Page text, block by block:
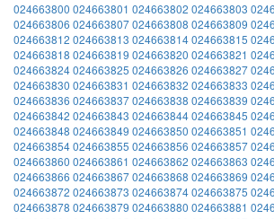
024663800 024663801 024663802 024663803
024663806 024663807024663808 024663809
024663812 024663813 024663814024663815
024663818 024663819 024663820 024663821
024663824024663825 024663826 024663827
024663830 024663831 024663832 024663833
024663836 024663837024663838 024663839
024663842 024663843 024663844024663845
024663848 024663849 024663850 024663851
024663854024663855 024663856 024663857
024663860 024663861 024663862 024663863
024663866 024663867024663868 024663869
024663872 024663873 024663874024663875
024663878 024663879 024663880 024663881